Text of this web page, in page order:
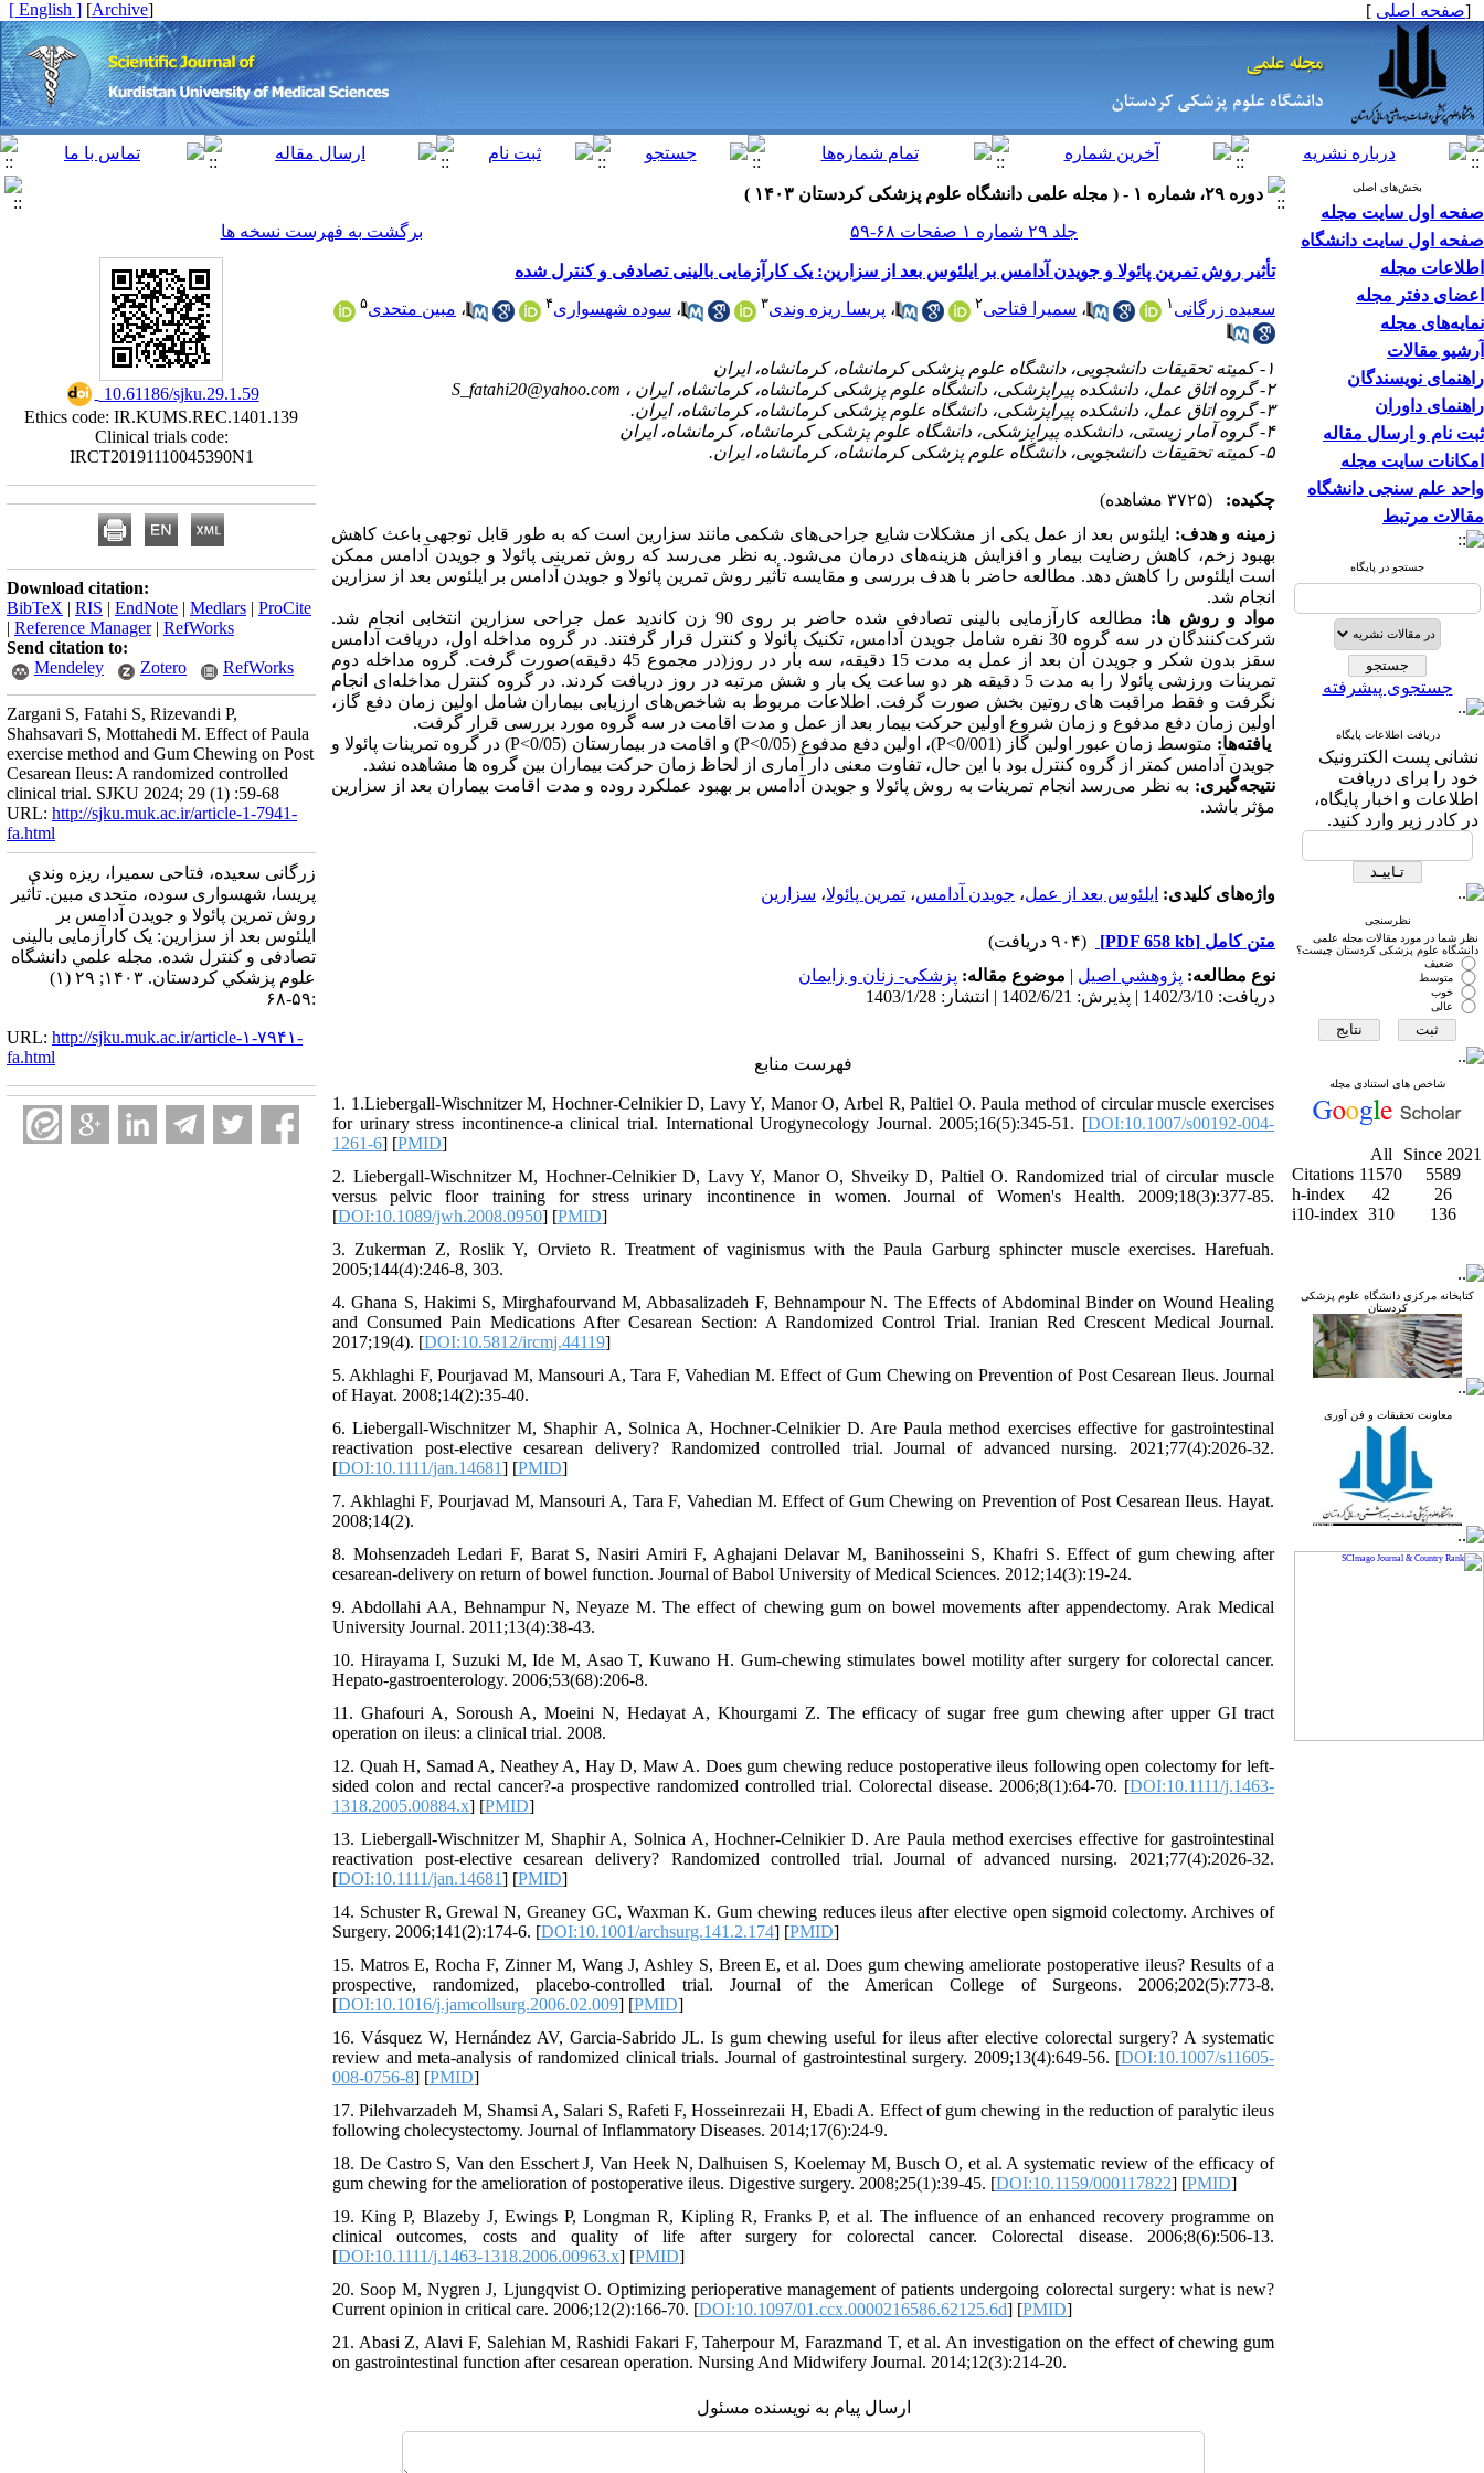
[صفحه اصلی ]
[
Archive
]
[ English ]
بخش‌های اصلی
صفحه اول سایت مجله
صفحه اول سایت دانشگاه
اطلاعات مجله
اعضای دفتر مجله
نمایه‌های مجله
آرشیو مقالات
راهنمای نویسندگان
راهنمای داوران
ثبت نام و ارسال مقاله
امکانات سایت مجله
واحد علم سنجی دانشگاه
مقالات مرتبط
جستجو در پایگاه
جستجوی پیشرفته
دریافت اطلاعات پایگاه
نشانی پست الکترونیک
خود را برای دریافت
اطلاعات و اخبار پایگاه،
در کادر زیر وارد کنید.
نظرسنجی
نظر شما در مورد مقالات مجله علمی
دانشگاه علوم پزشکی کردستان چیست؟
ضعیف
متوسط
خوب
عالی
شاخص های استنادی مجله
All
Since 2021
Citations 11570
5589
h-index
42
26
i10-index 310 136
کتابخانه مرکزی دانشگاه علوم پزشکی
کردستان
معاونت تحقیقات و فن آوری
دوره ۲۹، شماره ۱ - ( مجله علمی دانشگاه علوم پزشکی کردستان ۱۴۰۳ )
جلد ۲۹ شماره ۱ صفحات ۶۸-۵۹
برگشت به فهرست نسخه ها
تأثیر روش تمرین پائولا و جویدن آدامس بر ایلئوس بعد از سزارین: یک کارآزمایی بالینی تصادفی و کنترل شده
سعیده زرگانی ۱ ، سمیرا فتاحی۲ ، پریسا ریزه وندی۳ ، سوده شهسواری۴ ، مبین متحدی۵
۱- کمیته تحقیقات دانشجویی، دانشگاه علوم پزشکی کرمانشاه، کرمانشاه، ایران
۲- گروه اتاق عمل، دانشکده پیراپزشکی، دانشگاه علوم پزشکی کرمانشاه، کرمانشاه، ایران ،
S_fatahi20@yahoo.com
۳- گروه اتاق عمل، دانشکده پیراپزشکی، دانشگاه علوم پزشکی کرمانشاه، کرمانشاه، ایران.
۴- گروه آمار زیستی، دانشکده پیراپزشکی، دانشگاه علوم پزشکی کرمانشاه، کرمانشاه، ایران
۵- کمیته تحقیقات دانشجویی، دانشگاه علوم پزشکی کرمانشاه، کرمانشاه، ایران.
چکیده:
(۳۷۲۵ مشاهده)
زمینه و هدف:
ایلئوس بعد از عمل یکی از مشکلات شایع جراحی‌های شکمی مانند سزارین است که به طور قابل توجهی باعث کاهش
بهبود زخم، کاهش رضایت بیمار و افزایش هزینه‌های درمان می‌شود. به نظر می‌رسد که روش تمرینی پائولا و جویدن آدامس ممکن
است ایلئوس را کاهش دهد. مطالعه حاضر با هدف بررسی و مقایسه تأثیر روش تمرین پائولا و جویدن آدامس بر ایلئوس بعد از سزارین
انجام شد.
مواد و روش ­ها:
مطالعه کارآزمایی بالینی تصادفی شده حاضر بر روی 90 زن کاندید عمل جراحی سزارین انتخابی انجام شد.
شرکت‌کنندگان در سه گروه 30 نفره شامل جویدن آدامس، تکنیک پائولا و کنترل قرار گرفتند. در گروه مداخله اول، دریافت آدامس
سقز بدون شکر و جویدن آن بعد از عمل به مدت 15 دقیقه، سه بار در روز(در مجموع 45 دقیقه)صورت گرفت. گروه مداخله دوم
تمرینات ورزشی پائولا را به مدت 5 دقیقه هر دو ساعت یک بار و شش مرتبه در روز دریافت کردند. در گروه کنترل مداخله‌ای انجام
نگرفت و فقط مراقبت های روتین بخش صورت گرفت. اطلاعات مربوط به شاخص‌های ارزیابی بیماران شامل اولین زمان دفع گاز،
اولین زمان دفع مدفوع و زمان شروع اولین حرکت بیمار بعد از عمل و مدت اقامت در سه گروه مورد بررسی قرار گرفت.
یافته‌ها: متوسط زمان عبور اولین گاز (0/001> P)، اولین دفع مدفوع (0/05> P) و اقامت در بیمارستان (0/05> P) در گروه تمرینات پائولا و
جویدن آدامس کمتر از گروه کنترل بود با این حال، تفاوت معنی دار آماری از لحاظ زمان حرکت بیماران بین گروه ها مشاهده نشد.
نتیجه‌گیری: به نظر می‌رسد انجام تمرینات به روش پائولا و جویدن آدامس بر بهبود عملکرد روده و مدت اقامت بیماران بعد از سزارین
مؤثر باشد.
واژه‌های کلیدی: ایلئوس بعد از عمل، جویدن آدامس، تمرین پائولا، سزارین
متن کامل [PDF 658 kb]
(۹۰۴ دریافت)
نوع مطالعه: پژوهشي اصیل | موضوع مقاله: پزشکی- زنان و زایمان
دریافت: 1402/3/10 | پذیرش: 1402/6/21 | انتشار: 1403/1/28
فهرست منابع
1. 1.Liebergall-Wischnitzer M, Hochner-Celnikier D, Lavy Y, Manor O, Arbel R, Paltiel O. Paula method of circular muscle exercises
for urinary stress incontinence-a clinical trial. International Urogynecology Journal. 2005;16(5):345-51. [DOI:10.1007/s00192-004-
1261-6] [PMID]
2. Liebergall-Wischnitzer M, Hochner-Celnikier D, Lavy Y, Manor O, Shveiky D, Paltiel O. Randomized trial of circular muscle
versus pelvic floor training for stress urinary incontinence in women. Journal of Women's Health. 2009;18(3):377-85.
[DOI:10.1089/jwh.2008.0950] [PMID]
3. Zukerman Z, Roslik Y, Orvieto R. Treatment of vaginismus with the Paula Garburg sphincter muscle exercises. Harefuah.
2005;144(4):246-8, 303.
4. Ghana S, Hakimi S, Mirghafourvand M, Abbasalizadeh F, Behnampour N. The Effects of Abdominal Binder on Wound Healing
and Consumed Pain Medications After Cesarean Section: A Randomized Control Trial. Iranian Red Crescent Medical Journal.
2017;19(4). [DOI:10.5812/ircmj.44119]
5. Akhlaghi F, Pourjavad M, Mansouri A, Tara F, Vahedian M. Effect of Gum Chewing on Prevention of Post Cesarean Ileus. Journal
of Hayat. 2008;14(2):35-40.
6. Liebergall-Wischnitzer M, Shaphir A, Solnica A, Hochner-Celnikier D. Are Paula method exercises effective for gastrointestinal
reactivation post-elective cesarean delivery? Randomized controlled trial. Journal of advanced nursing. 2021;77(4):2026-32.
[DOI:10.1111/jan.14681] [PMID]
7. Akhlaghi F, Pourjavad M, Mansouri A, Tara F, Vahedian M. Effect of Gum Chewing on Prevention of Post Cesarean Ileus. Hayat.
2008;14(2).
8. Mohsenzadeh Ledari F, Barat S, Nasiri Amiri F, Aghajani Delavar M, Banihosseini S, Khafri S. Effect of gum chewing after
cesarean-delivery on return of bowel function. Journal of Babol University of Medical Sciences. 2012;14(3):19-24.
9. Abdollahi AA, Behnampur N, Neyaze M. The effect of chewing gum on bowel movements after appendectomy. Arak Medical
University Journal. 2011;13(4):38-43.
10. Hirayama I, Suzuki M, Ide M, Asao T, Kuwano H. Gum-chewing stimulates bowel motility after surgery for colorectal cancer.
Hepato-gastroenterology. 2006;53(68):206-8.
11. Ghafouri A, Soroush A, Moeini N, Hedayat A, Khourgami Z. The efficacy of sugar free gum chewing after upper GI tract
operation on ileus: a clinical trial. 2008.
12. Quah H, Samad A, Neathey A, Hay D, Maw A. Does gum chewing reduce postoperative ileus following open colectomy for left‐
sided colon and rectal cancer?-a prospective randomized controlled trial. Colorectal disease. 2006;8(1):64-70. [DOI:10.1111/j.1463-
1318.2005.00884.x] [PMID]
13. Liebergall‐Wischnitzer M, Shaphir A, Solnica A, Hochner‐Celnikier D. Are Paula method exercises effective for gastrointestinal
reactivation post‐elective cesarean delivery? Randomized controlled trial. Journal of advanced nursing. 2021;77(4):2026-32.
[DOI:10.1111/jan.14681] [PMID]
14. Schuster R, Grewal N, Greaney GC, Waxman K. Gum chewing reduces ileus after elective open sigmoid colectomy. Archives of
Surgery. 2006;141(2):174-6. [DOI:10.1001/archsurg.141.2.174] [PMID]
15. Matros E, Rocha F, Zinner M, Wang J, Ashley S, Breen E, et al. Does gum chewing ameliorate postoperative ileus? Results of a
prospective, randomized, placebo-controlled trial. Journal of the American College of Surgeons. 2006;202(5):773-8.
[DOI:10.1016/j.jamcollsurg.2006.02.009] [PMID]
16. Vásquez W, Hernández AV, Garcia-Sabrido JL. Is gum chewing useful for ileus after elective colorectal surgery? A systematic
review and meta-analysis of randomized clinical trials. Journal of gastrointestinal surgery. 2009;13(4):649-56. [DOI:10.1007/s11605-
008-0756-8] [PMID]
17. Pilehvarzadeh M, Shamsi A, Salari S, Rafeti F, Hosseinrezaii H, Ebadi A. Effect of gum chewing in the reduction of paralytic ileus
following cholecystectomy. Journal of Inflammatory Diseases. 2014;17(6):24-9.
18. De Castro S, Van den Esschert J, Van Heek N, Dalhuisen S, Koelemay M, Busch O, et al. A systematic review of the efficacy of
gum chewing for the amelioration of postoperative ileus. Digestive surgery. 2008;25(1):39-45. [DOI:10.1159/000117822] [PMID]
19. King P, Blazeby J, Ewings P, Longman R, Kipling R, Franks P, et al. The influence of an enhanced recovery programme on
clinical outcomes, costs and quality of life after surgery for colorectal cancer. Colorectal disease. 2006;8(6):506-13.
[DOI:10.1111/j.1463-1318.2006.00963.x] [PMID]
20. Soop M, Nygren J, Ljungqvist O. Optimizing perioperative management of patients undergoing colorectal surgery: what is new?
Current opinion in critical care. 2006;12(2):166-70. [DOI:10.1097/01.ccx.0000216586.62125.6d] [PMID]
21. Abasi Z, Alavi F, Salehian M, Rashidi Fakari F, Taherpour M, Farazmand T, et al. An investigation on the effect of chewing gum
on gastrointestinal function after cesarean operation. Nursing And Midwifery Journal. 2014;12(3):214-20.
ارسال پیام به نویسنده مسئول
‎ 10.61186/sjku.29.1.59
Ethics code: IR.KUMS.REC.1401.139
Clinical trials code:
IRCT20191110045390N1
Download citation:
BibTeX | RIS | EndNote | Medlars | ProCite
| Reference Manager| RefWorks
Send citation to:
Mendeley
Zotero RefWorks
Zargani S, Fatahi S, Rizevandi P,
Shahsavari S, Mottahedi M. Effect of Paula
exercise method and Gum Chewing on Post
Cesarean Ileus: A randomized controlled
clinical trial. SJKU 2024; 29 (1) :59-68
URL: http://sjku.muk.ac.ir/article-1-7941-
fa.html
زرگانی سعیده، فتاحی سمیرا، ریزه وندی
پریسا، شهسواری سوده، متحدی مبین. تأثیر
روش تمرین پائولا و جویدن آدامس بر
ایلئوس بعد از سزارین: یک کارآزمایی بالینی
تصادفی و کنترل شده. مجله علمي دانشگاه
علوم پزشكي كردستان. ۱۴۰۳; ۲۹ (۱)
:۵۹-۶۸
URL: http://sjku.muk.ac.ir/article-۱-۷۹۴۱-
fa.html